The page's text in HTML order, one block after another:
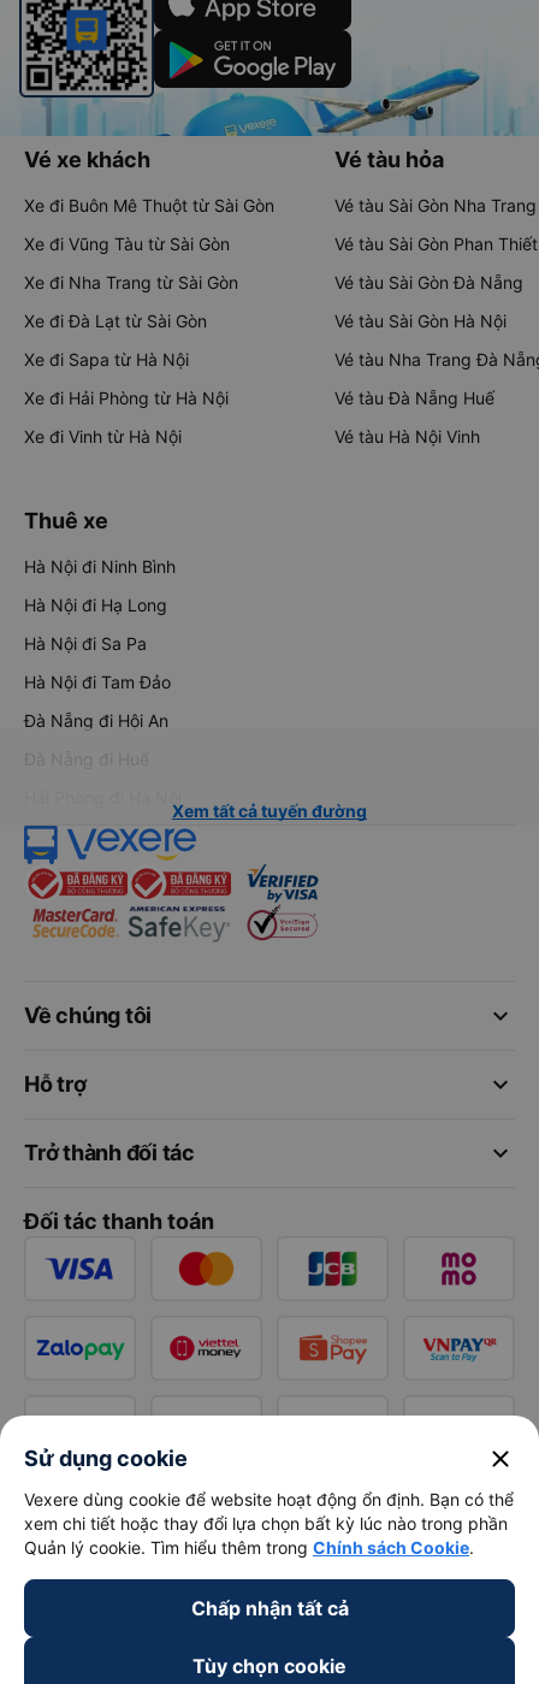
Vé xe khách
Xe đi Buôn Mê Thuột từ Sài Gòn
Xe đi Vũng Tàu từ Sài Gòn
Xe đi Nha Trang từ Sài Gòn
Xe đi Đà Lạt từ Sài Gòn
Xe đi Sapa từ Hà Nội
Xe đi Hải Phòng từ Hà Nội
Xe đi Vinh từ Hà Nội
Vé tàu hỏa
Vé tàu Sài Gòn Nha Trang
Vé tàu Sài Gòn Phan Thiết
Vé tàu Sài Gòn Đà Nẵng
Vé tàu Sài Gòn Hà Nội
Vé tàu Nha Trang Đà
Vé tàu Đà Nẵng Huế
Vé tàu Hà Nội Vinh
Thuê xe
Hà Nội đi Ninh Bình
Hà Nội đi Hạ Long
Hà Nội đi Sa Pa
Hà Nội đi Tam Đảo
Đà Nẵng đi Hội An
Đà Nẵng đi Huế
Xem tất cả tuyến đường
keyboard_arrow_down
Về chúng tôi
keyboard_arrow_down
Hỗ trợ
keyboard_arrow_down
Trở thành đối tác
Đối tác thanh toán
Sử dụng cookie close
Vexere dùng cookie để website hoạt động ổn định. Bạn có thể
xem chi tiết hoặc thay đổi lựa chọn bất kỳ lúc nào trong phần
Quản lý cookie. Tìm hiểu thêm trong Chính sách Cookie.
Chấp nhận tất cả
Tùy chọn cookie